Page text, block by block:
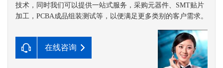
技术，同时我们可以提供一站式服务，采购元器件、SMT贴片
加工，PCBA成品组装测试等，以便满足更多类别的客户需求。
在线咨询